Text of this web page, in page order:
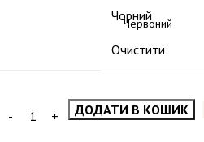
Чорний
Очистити
ДОДАТИ В КОШИК